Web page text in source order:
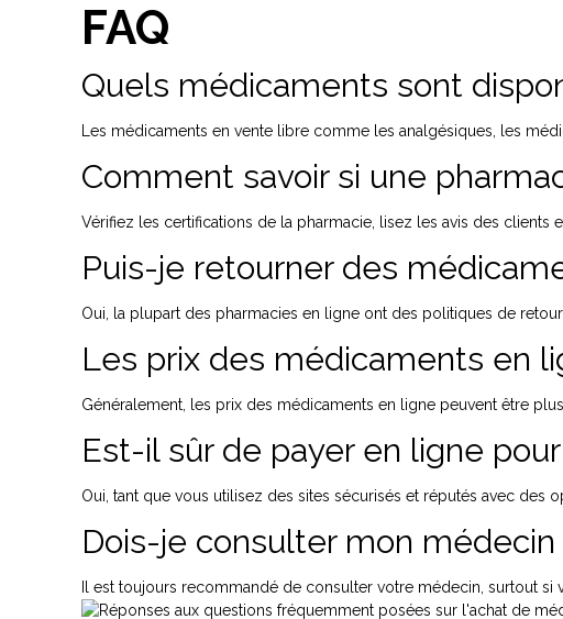
FAQ
Quels médicaments sont
Les médicaments en vente libre comme les analgésiques, les
Comment savoir si une
Vérifiez les certifications de la pharmacie, lisez les avis des clients
Puis-je retourner des
Oui, la plupart des pharmacies en ligne ont des politiques de
Les prix des médicaments en
Généralement, les prix des médicaments en ligne peuvent être
Est-il sûr de payer en ligne
Oui, tant que vous utilisez des sites sécurisés et réputés avec des
Dois-je consulter mon
Il est toujours recommandé de consulter votre médecin, surtout